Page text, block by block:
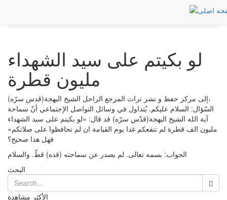
لو بكيتم على سيد الشهداء
مليون قطرة
إلى مركز حفظ و نشر تراث المرجع الراحل الشيخ البهجة(قدس سرّه)،
السّؤال: السلام عليكم. يُتداول في وسائل التواصل الإجتماعي أنّ سماحة
آية الله الشيخ البهجة(قدّس سرّه) قد قال: «لو بكيتم على سيد الشهداء
مليون الف قطرة لم تنفعكم غدا يوم القيامة ان لم تحافظوا على صلاتكم»
فهل هذا صحيح؟
الجواب: بسمه تعالى. لم يصدر عن سماحته (قده) قطّ. والسلام
البحث
الأكثر مشاهدة